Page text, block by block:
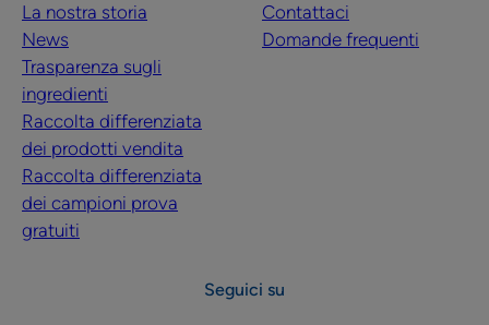
La nostra storia
News
Trasparenza sugli
ingredienti
Raccolta differenziata
dei prodotti vendita
Raccolta differenziata
dei campioni prova
gratuiti
Contattaci
Domande frequenti
Seguici su